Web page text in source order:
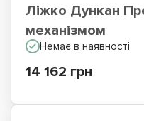
Ліжко Дункан
механізмом
Немає в наявності
14 162 грн